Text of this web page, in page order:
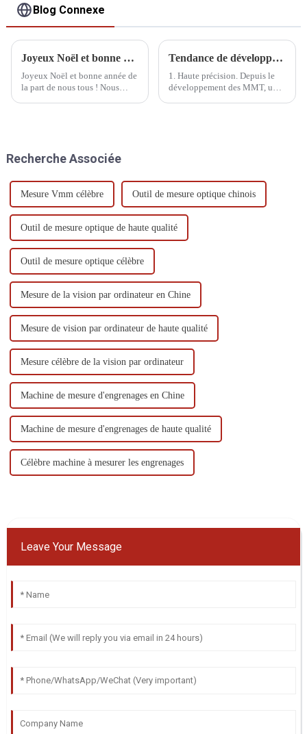
Blog Connexe
Joyeux Noël et bonne année de la part de nous tous !
Joyeux Noël et bonne année de
la part de nous tous ! Nous
épanouissement !
Tendance de développement des machines à mesurer tridimensionnelles
1. Haute précision. Depuis le
développement des MMT, une
Recherche Associée
Mesure Vmm célèbre Outil de mesure optique chinois
Outil de mesure optique de haute qualité
Outil de mesure optique célèbre
Mesure de la vision par ordinateur en Chine
Mesure de vision par ordinateur de haute qualité
Mesure célèbre de la vision par ordinateur
Machine de mesure d'engrenages en Chine
Machine de mesure d'engrenages de haute qualité
Célèbre machine à mesurer les engrenages
Leave Your Message